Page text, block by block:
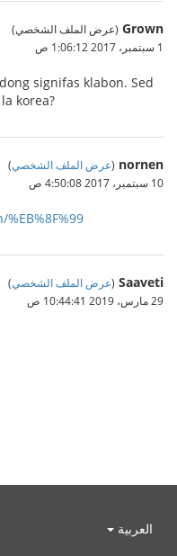
Grown (عرض الملف الشخصي)
1 سبتمبر، 2017 1:06:12 ص
signifas klabon. Sed
korea?
nornen
(عرض الملف الشخصي)
10 سبتمبر، 2017 4:50:08 ص
Saaveti
(عرض الملف الشخصي)
29 مارس، 2019 10:44:41 ص
العربية